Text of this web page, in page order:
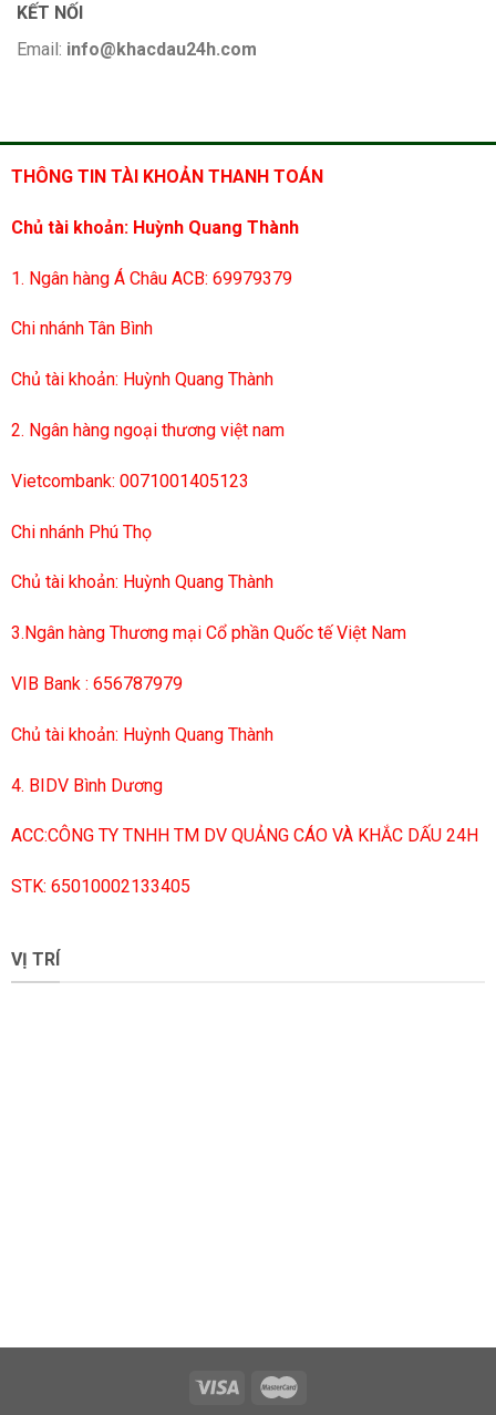
KẾT NỐI
Email: info@khacdau24h.com
THÔNG TIN TÀI KHOẢN THANH TOÁN
Chủ tài khoản: Huỳnh Quang Thành
1. Ngân hàng Á Châu ACB: 69979379
Chi nhánh Tân Bình
Chủ tài khoản: Huỳnh Quang Thành
2. Ngân hàng ngoại thương việt nam
Vietcombank: 0071001405123
Chi nhánh Phú Thọ
Chủ tài khoản: Huỳnh Quang Thành
3.Ngân hàng Thương mại Cổ phần Quốc tế Việt Nam
VIB Bank : 656787979
Chủ tài khoản: Huỳnh Quang Thành
4. BIDV Bình Dương
ACC:CÔNG TY TNHH TM DV QUẢNG CÁO VÀ KHẮC DẤU 24H
STK: 65010002133405
VỊ TRÍ